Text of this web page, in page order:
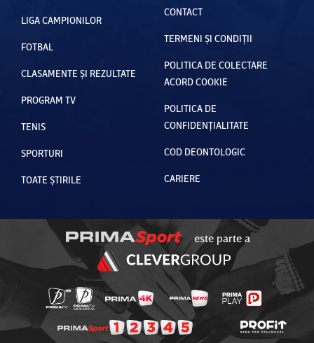
LIGA CAMPIONILOR
FOTBAL
CLASAMENTE ȘI REZULTATE
PROGRAM TV
TENIS
SPORTURI
TOATE ȘTIRILE
CONTACT
TERMENI ȘI CONDIȚII
POLITICA DE COLECTARE
ACORD COOKIE
POLITICA DE
CONFIDENȚIALITATE
COD DEONTOLOGIC
CARIERE
este parte a